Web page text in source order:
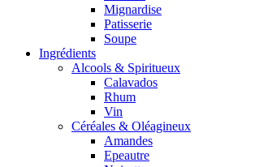
Mignardise
Patisserie
Soupe
Ingrédients
Alcools & Spiritueux
Calavados
Rhum
Vin
Céréales & Oléagineux
Amandes
Epeautre